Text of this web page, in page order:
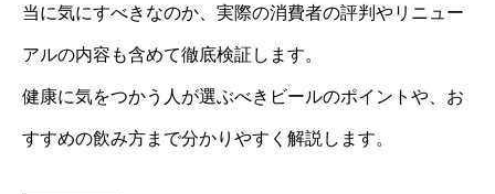
当に気にすべきなのか、実際の消費者の評判やリニュー
アルの内容も含めて徹底検証します。
健康に気をつかう人が選ぶべきビールのポイントや、お
すすめの飲み方まで分かりやすく解説します。